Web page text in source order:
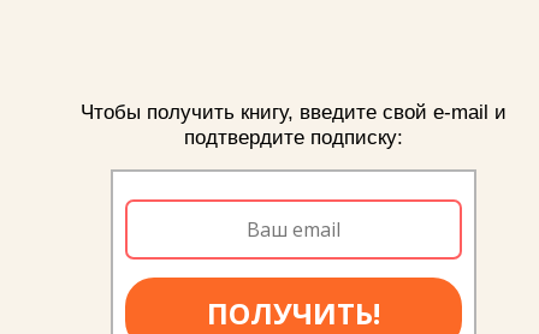
Чтобы получить книгу, введите свой e-mail и
подтвердите подписку:
ПОЛУЧИТЬ!